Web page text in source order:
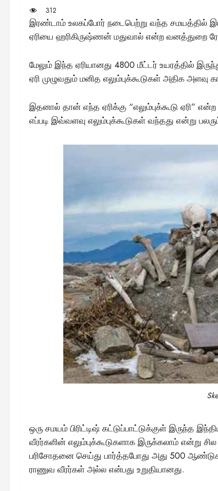
312
இரண்டாம் உலகப்போர் நடைபெற்று வந்த சமயத்தில்
ஏரியை ஹரிகிருஷ்ணன் மதுவால் என்ற வனத்துறை
மேலும் இந்த ஏரியானது 4800 மீட்டர் உயரத்தில்
ஏரி முழுவதும் மனித எலும்புக்கூடுகள் அதிக அளவு
இதனால் தான் எந்த ஏரிக்கு “எலும்புக்கூடு ஏரி”
எப்படி இவ்வளவு எலும்புக்கூடுகள் வந்தது என்று
ஒரு சமயம் பிரிட்டிஷ் கட்டுப்பாட்டுக்குள் இருந்த
வீரர்களின் எலும்புக்கூடுகளாக இருக்கலாம் என்று
பரிசோதனை செய்து பார்த்தபோது அது 500
ராணுவ வீரர்கள் அல்ல என்பது உறுதியானது.